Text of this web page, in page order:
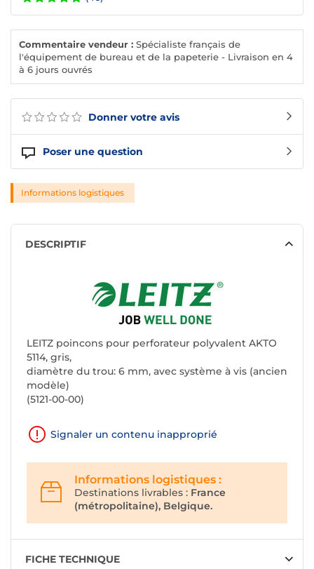
Donner votre avis
Poser une question
Commentaire vendeur : Spécialiste français de
l'équipement de bureau et de la papeterie - Livraison en 4
à 6 jours ouvrés
Informations logistiques
DESCRIPTIF
LEITZ poincons pour perforateur polyvalent AKTO
5114, gris,
diamètre du trou: 6 mm, avec système à vis (ancien
modèle)
(5121-00-00)
Signaler un contenu inapproprié
Informations logistiques :
Destinations livrables : France
(métropolitaine), Belgique.
FICHE TECHNIQUE